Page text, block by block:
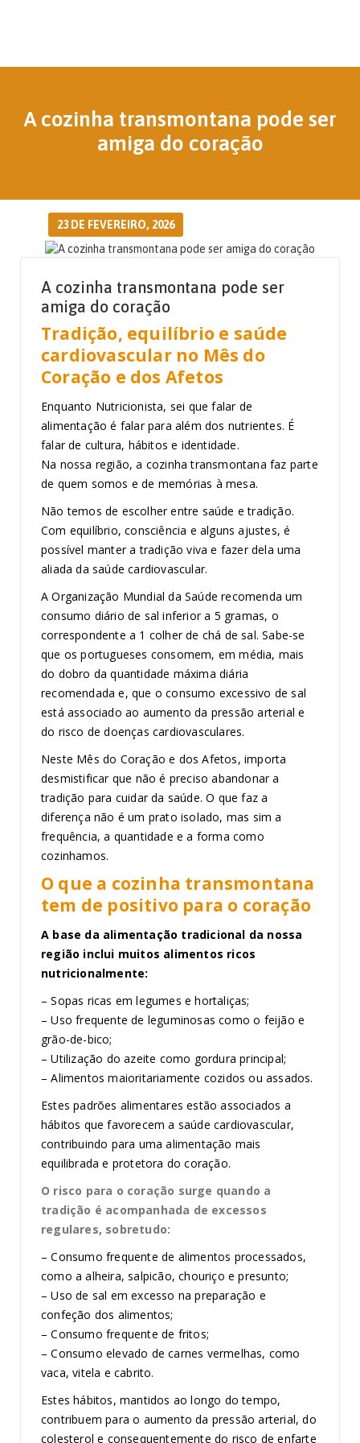
A cozinha transmontana pode ser
amiga do coração
23 DE FEVEREIRO, 2026
A cozinha transmontana pode ser
amiga do coração
Tradição, equilíbrio e saúde
cardiovascular no Mês do
Coração e dos Afetos
Enquanto Nutricionista, sei que falar de
alimentação é falar para além dos nutrientes. É
falar de cultura, hábitos e identidade.
Na nossa região, a cozinha transmontana faz parte
de quem somos e de memórias à mesa.
Não temos de escolher entre saúde e tradição.
Com equilíbrio, consciência e alguns ajustes, é
possível manter a tradição viva e fazer dela uma
aliada da saúde cardiovascular.
A Organização Mundial da Saúde recomenda um
consumo diário de sal inferior a 5 gramas, o
correspondente a 1 colher de chá de sal. Sabe-se
que os portugueses consomem, em média, mais
do dobro da quantidade máxima diária
recomendada e, que o consumo excessivo de sal
está associado ao aumento da pressão arterial e
do risco de doenças cardiovasculares.
Neste Mês do Coração e dos Afetos, importa
desmistificar que não é preciso abandonar a
tradição para cuidar da saúde. O que faz a
diferença não é um prato isolado, mas sim a
frequência, a quantidade e a forma como
cozinhamos.
O que a cozinha transmontana
tem de positivo para o coração
A base da alimentação tradicional da nossa
região inclui muitos alimentos ricos
nutricionalmente:
– Sopas ricas em legumes e hortaliças;
– Uso frequente de leguminosas como o feijão e
grão-de-bico;
– Utilização do azeite como gordura principal;
– Alimentos maioritariamente cozidos ou assados.
Estes padrões alimentares estão associados a
hábitos que favorecem a saúde cardiovascular,
contribuindo para uma alimentação mais
equilibrada e protetora do coração.
O risco para o coração surge quando a
tradição é acompanhada de excessos
regulares, sobretudo:
– Consumo frequente de alimentos processados,
como a alheira, salpicão, chouriço e presunto;
– Uso de sal em excesso na preparação e
confeção dos alimentos;
– Consumo frequente de fritos;
– Consumo elevado de carnes vermelhas, como
vaca, vitela e cabrito.
Estes hábitos, mantidos ao longo do tempo,
contribuem para o aumento da pressão arterial, do
colesterol e consequentemente do risco de enfarte